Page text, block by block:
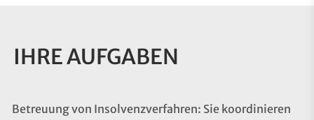
IHRE AUFGABEN
Betreuung von Insolvenzverfahren: Sie koordinieren